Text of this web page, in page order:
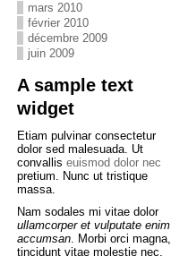
mars 2010
février 2010
décembre 2009
juin 2009
A sample text
widget
Etiam pulvinar consectetur
dolor sed malesuada. Ut
convallis euismod dolor nec
pretium. Nunc ut tristique
massa.
Nam sodales mi vitae dolor
ullamcorper et vulputate enim
accumsan. Morbi orci magna,
tincidunt vitae molestie nec,